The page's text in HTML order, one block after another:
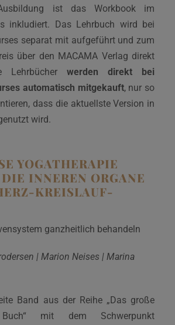
ist das Workbook im
inkludiert. Das Lehrbuch wird bei
separat mit aufgeführt und zum
über den MACAMA Verlag direkt
Lehrbücher werden direkt bei
automatisch mitgekauft, nur so
dass die aktuellste Version in
wird.
YOGATHERAPIE
INNEREN ORGANE
KREISLAUF-
ganzheitlich behandeln
| Marion Neises | Marina
Band aus der Reihe „Das große
Buch“ mit dem Schwerpunkt